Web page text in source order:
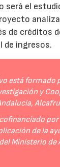
será el
de créditos
de ingresos.
está formado
y
de la
Ministerio de